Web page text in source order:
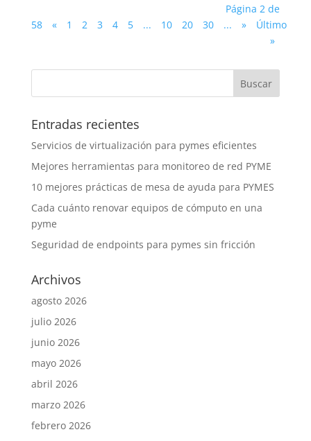
Página 2 de
58
« 1 2 3 4 5 ... 10 20 30 ... »
Último
»
Entradas recientes
Servicios de virtualización para pymes eficientes
Mejores herramientas para monitoreo de red PYME
10 mejores prácticas de mesa de ayuda para PYMES
Cada cuánto renovar equipos de cómputo en una
pyme
Seguridad de endpoints para pymes sin fricción
Archivos
agosto 2026
julio 2026
junio 2026
mayo 2026
abril 2026
marzo 2026
febrero 2026